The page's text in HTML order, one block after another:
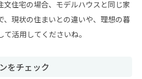
文住宅の場合、モデルハウスと同じ家
、現状の住まいとの違いや、理想の暮
活用してくださいね。
をチェック